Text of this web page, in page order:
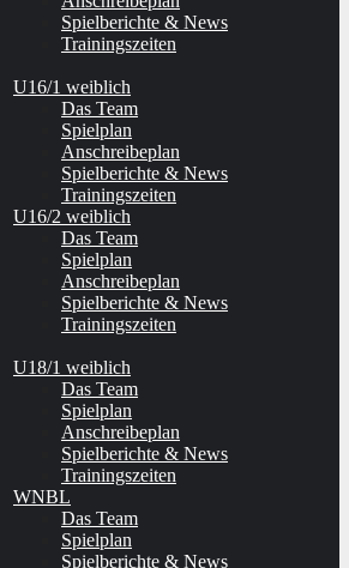
Spielberichte & News
Trainingszeiten
U16/1 weiblich
Das Team
Spielplan
Anschreibeplan
Spielberichte & News
Trainingszeiten
U16/2 weiblich
Das Team
Spielplan
Anschreibeplan
Spielberichte & News
Trainingszeiten
U18/1 weiblich
Das Team
Spielplan
Anschreibeplan
Spielberichte & News
Trainingszeiten
WNBL
Das Team
Spielplan
Spielberichte & News